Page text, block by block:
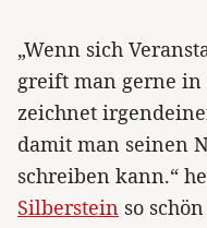
„Wenn sich
greift man gerne
zeichnet
damit man seinen
schreiben kann.“
Silberstein so